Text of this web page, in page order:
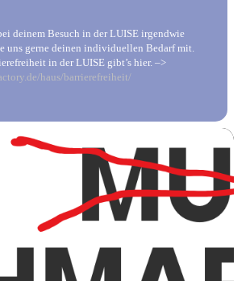
deinem Besuch in der LUISE irgendwie
uns gerne deinen individuellen Bedarf mit.
in der LUISE gibt’s hier. –>
haus/barrierefreiheit/